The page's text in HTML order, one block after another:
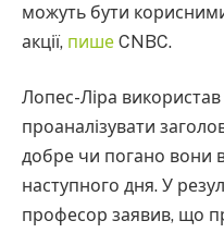
можуть бути
акції, пише CNBC.
Лопес-Ліра
проаналізувати
добре чи погано вони
наступного дня. У
професор заявив, що